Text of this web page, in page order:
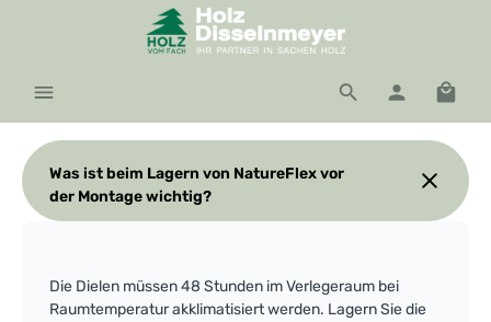
Zum Hauptinhalt springen
Was ist beim Lagern von NatureFlex vor
der Montage wichtig?
Die Dielen müssen 48 Stunden im Verlegeraum bei
Raumtemperatur akklimatisiert werden. Lagern Sie die